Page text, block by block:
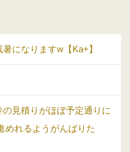
になりますw【Ka+】
見積りがほぼ予定通りに
めれるようがんばりた